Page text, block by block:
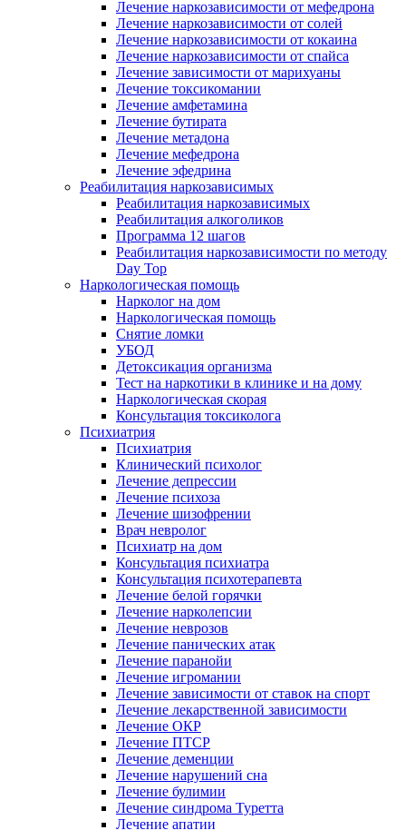
Лечение наркозависимости от мефедрона
Лечение наркозависимости от солей
Лечение наркозависимости от кокаина
Лечение наркозависимости от спайса
Лечение зависимости от марихуаны
Лечение токсикомании
Лечение амфетамина
Лечение бутирата
Лечение метадона
Лечение мефедрона
Лечение эфедрина
Реабилитация наркозависимых
Реабилитация наркозависимых
Реабилитация алкоголиков
Программа 12 шагов
Реабилитация наркозависимости по методу
Day Top
Наркологическая помощь
Нарколог на дом
Наркологическая помощь
Снятие ломки
УБОД
Детоксикация организма
Тест на наркотики в клинике и на дому
Наркологическая скорая
Консультация токсиколога
Психиатрия
Психиатрия
Клинический психолог
Лечение депрессии
Лечение психоза
Лечение шизофрении
Врач невролог
Психиатр на дом
Консультация психиатра
Консультация психотерапевта
Лечение белой горячки
Лечение нарколепсии
Лечение неврозов
Лечение панических атак
Лечение паранойи
Лечение игромании
Лечение зависимости от ставок на спорт
Лечение лекарственной зависимости
Лечение ОКР
Лечение ПТСР
Лечение деменции
Лечение нарушений сна
Лечение булимии
Лечение синдрома Туретта
Лечение апатии